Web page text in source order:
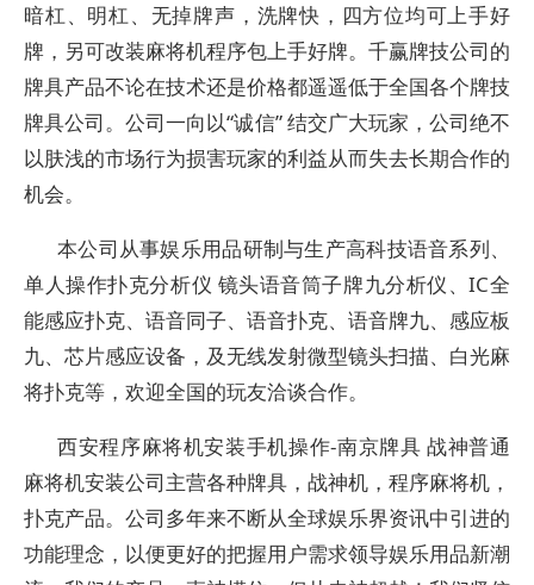
暗杠、明杠、无掉牌声，洗牌快，四方位均可上手好
牌，另可改装麻将机程序包上手好牌。千赢牌技公司的
牌具产品不论在技术还是价格都遥遥低于全国各个牌技
牌具公司。公司一向以“诚信” 结交广大玩家，公司绝不
以肤浅的市场行为损害玩家的利益从而失去长期合作的
机会。
本公司从事娱乐用品研制与生产高科技语音系列、
单人操作扑克分析仪 镜头语音筒子牌九分析仪、IC全
能感应扑克、语音同子、语音扑克、语音牌九、感应板
九、芯片感应设备，及无线发射微型镜头扫描、白光麻
将扑克等，欢迎全国的玩友洽谈合作。
西安程序麻将机安装手机操作-南京牌具 战神普通
麻将机安装公司主营各种牌具，战神机，程序麻将机，
扑克产品。公司多年来不断从全球娱乐界资讯中引进的
功能理念，以便更好的把握用户需求领导娱乐用品新潮